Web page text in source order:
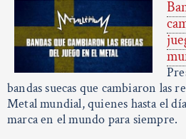
bandas suecas que cambiaron las
Metal mundial, quienes hasta el
marca en el mundo para siempre.